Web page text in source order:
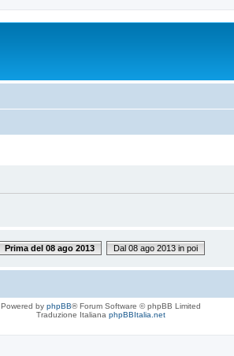
Prima del 08 ago 2013 Dal 08 ago 2013 in poi
Powered by phpBB® Forum Software © phpBB Limited
Traduzione Italiana phpBBItalia.net